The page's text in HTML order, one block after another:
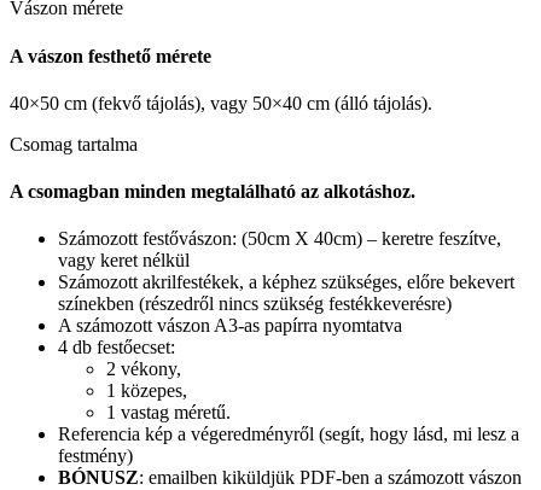
Vászon mérete
A vászon festhető mérete
40×50 cm (fekvő tájolás), vagy 50×40 cm (álló tájolás).
Csomag tartalma
A csomagban minden megtalálható az alkotáshoz.
Számozott festővászon: (50cm X 40cm) – keretre feszítve,
vagy keret nélkül
Számozott akrilfestékek, a képhez szükséges, előre bekevert
színekben (részedről nincs szükség festékkeverésre)
A számozott vászon A3-as papírra nyomtatva
4 db festőecset:
2 vékony,
1 közepes,
1 vastag méretű.
Referencia kép a végeredményről (segít, hogy lásd, mi lesz a
festmény)
BÓNUSZ: emailben kiküldjük PDF-ben a számozott vászon